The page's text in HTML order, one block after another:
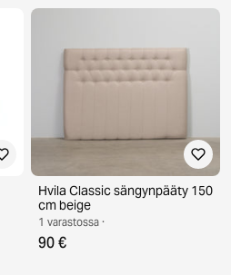
Hvila Classic sängynpääty 150
cm beige
1 varastossa ·
90 €